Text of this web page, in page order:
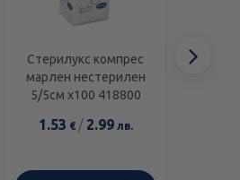
Стерилукс компрес
марлен нестерилен
5/5см х100 418800
1.53 € / 2.99лв.